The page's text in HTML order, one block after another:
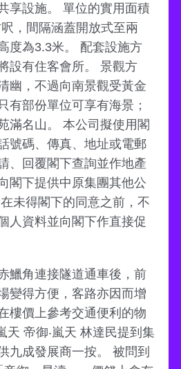
享設施。 單位的實用面積
，間隔涵蓋開放式至兩
度為3.3米。 配套設施方
設有住客會所。 景觀方
幽，不過向南景觀受黃金
有部份單位可享有海景；
滿名山。 本公司擬使用閣
號碼、傳真、地址或電郵
、回覆閣下查詢並作地產
閣下提供中原集團其他公
未得閣下的同意之前，不
人資料並向閣下作直接促
鱲角連接隧道通車後，前
變得方便，客路亦因而增
樓價上參考交通便利的物
天 帝御‧嵐天 林達民提到集
九成發展商一按。 被問到